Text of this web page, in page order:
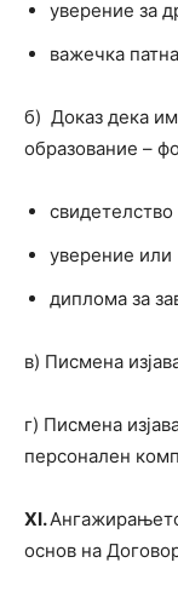
уверение за
важечка
б) Доказ дека
образование –
свидетелство
уверение или
диплома за
в) Писмена
г) Писмена
персонален
XI.
основ на